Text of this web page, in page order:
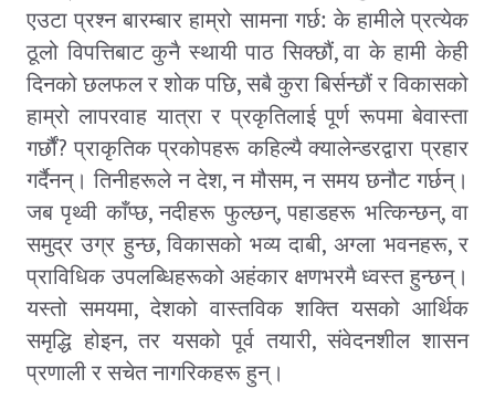
एउटा प्रश्न बारम्बार हाम्रो सामना गर्छ: के हामीले प्रत्येक
ठूलो विपत्तिबाट कुनै स्थायी पाठ सिक्छौं,वा के हामी केही
दिनको छलफल र शोक पछि,सबै कुरा बिर्सन्छौं र विकासको
हाम्रो लापरवाह यात्रा र प्रकृतिलाई पूर्ण रूपमा बेवास्ता
गर्छौं?प्राकृतिक प्रकोपहरू कहिल्यै क्यालेन्डरद्वारा प्रहार
गर्दैनन्। तिनीहरूले न देश,न मौसम,न समय छनौट गर्छन्।
जब पृथ्वी काँप्छ,नदीहरू फुल्छन्,पहाडहरू भत्किन्छन्,वा
समुद्र उग्र हुन्छ,विकासको भव्य दाबी, अग्ला भवनहरू,र
प्राविधिक उपलब्धिहरूको अहंकार क्षणभरमै ध्वस्त हुन्छन्।
यस्तो समयमा,देशको वास्तविक शक्ति यसको आर्थिक
समृद्धि होइन,तर यसको पूर्व तयारी,संवेदनशील शासन
प्रणाली र सचेत नागरिकहरू हुन्।